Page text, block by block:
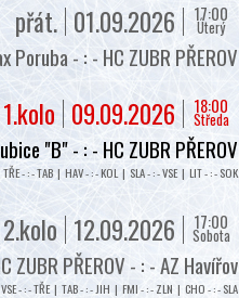
17:00
Úterý
01.09.2026
přát.
Poruba - : - HC ZUBR PŘEROV
18:00
Středa
09.09.2026
1.kolo
"B" - : - HC ZUBR PŘEROV
- : - TAB | HAV - : - KOL | SLA - : - VSE | LIT - : - SOK
17:00
Sobota
12.09.2026
2.kolo
ZUBR PŘEROV - : - AZ Havířov
- : - TŘE | TAB - : - JIH | FMI - : - ZLN | CHO - : - SLA